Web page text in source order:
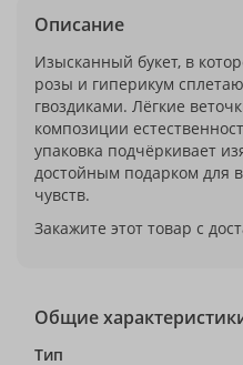
Описание
Изысканный букет, в
розы и гиперикум
гвоздиками. Лёгкие
композиции
упаковка подчёркивает
достойным подарком для
чувств.
Закажите этот товар с
Общие
Тип